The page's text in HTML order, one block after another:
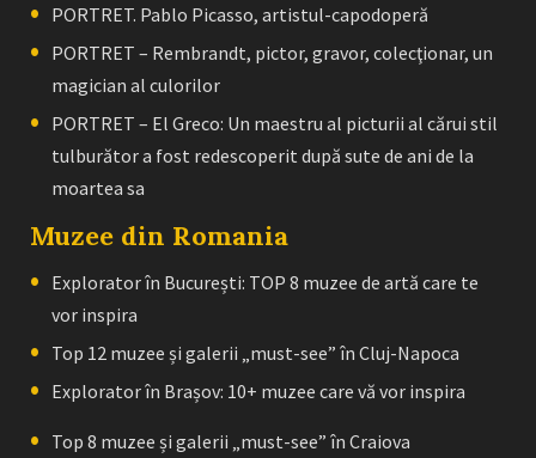
PORTRET. Pablo Picasso, artistul-capodoperă
PORTRET – Rembrandt, pictor, gravor, colecţionar, un
magician al culorilor
PORTRET – El Greco: Un maestru al picturii al cărui stil
tulburător a fost redescoperit după sute de ani de la
moartea sa
Muzee din Romania
Explorator în București: TOP 8 muzee de artă care te
vor inspira
Top 12 muzee și galerii „must-see” în Cluj-Napoca
Explorator în Brașov: 10+ muzee care vă vor inspira
Top 8 muzee și galerii „must-see” în Craiova